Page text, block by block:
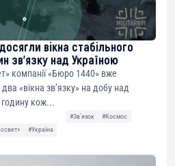
вікна стабільного
зв’язку над Україною
компанії «Бюро 1440» вже
«вікна зв’язку» на добу над
кож...
#Звʼязок
#Космос
#Україна